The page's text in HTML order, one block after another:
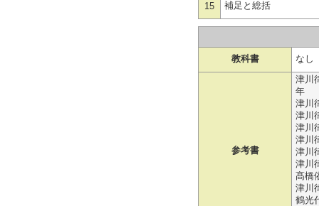
15 補足と総括
教科書 なし
参考書
津川
年
津川
津川
津川
津川
津川
津川
髙橋
津川
鶴光